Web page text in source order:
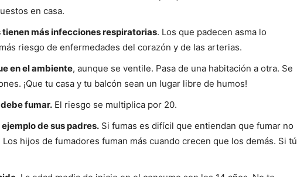
en casa.
tienen más infecciones respiratorias. Los que padecen asma lo
riesgo de enfermedades del corazón y de las arterias.
en el ambiente, aunque se ventile. Pasa de una habitación a otra. Se
¡Que tu casa y tu balcón sean un lugar libre de humos!
fumar. El riesgo se multiplica por 20.
de sus padres. Si fumas es difícil que entiendan que fumar no
hijos de fumadores fuman más cuando crecen que los demás. Si tú